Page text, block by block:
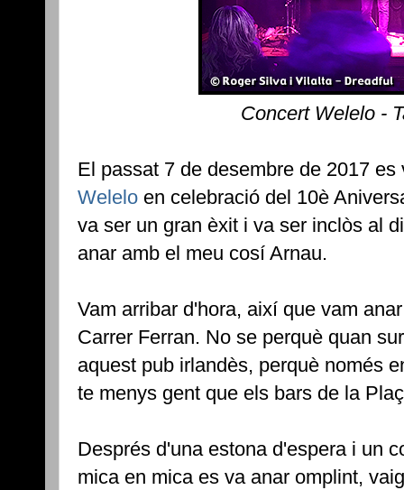
Concert Welelo -
El passat 7 de desembre de 2017
Welelo en celebració del 10è
va ser un gran èxit i va ser inclòs al
anar amb el meu cosí Arnau.
Vam arribar d'hora, així que vam
Carrer Ferran. No se perquè quan
aquest pub irlandès, perquè només
te menys gent que els bars de la
Després d'una estona d'espera i un
mica en mica es va anar omplint,